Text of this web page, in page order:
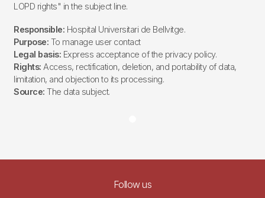
LOPD rights" in the subject line.
Responsible: Hospital Universitari de Bellvitge.
Purpose: To manage user contact
Legal basis: Express acceptance of the privacy policy.
Rights: Access, rectification, deletion, and portability of data,
limitation, and objection to its processing.
Source: The data subject.
Follow us